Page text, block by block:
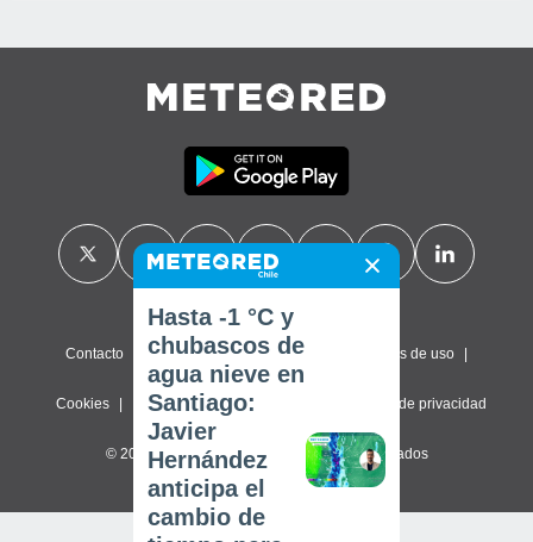
Contacto Sobre nosotros FAQ Términos de uso
Cookies Política de privacidad Configuración de privacidad
© 2026 Meteored. Todos los derechos reservados
Hasta -1 °C y
chubascos de
agua nieve en
Santiago:
Javier
Hernández
anticipa el
cambio de